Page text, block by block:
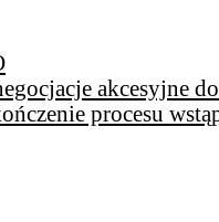
akcesyjne
procesu